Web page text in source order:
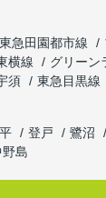
東急田園都市線
横線
グリーン
須
東急目黒線
登戸 鷺沼
野島